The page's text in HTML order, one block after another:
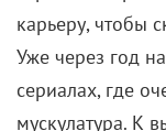
Кончаловский
бытописания в
жизни вообще,